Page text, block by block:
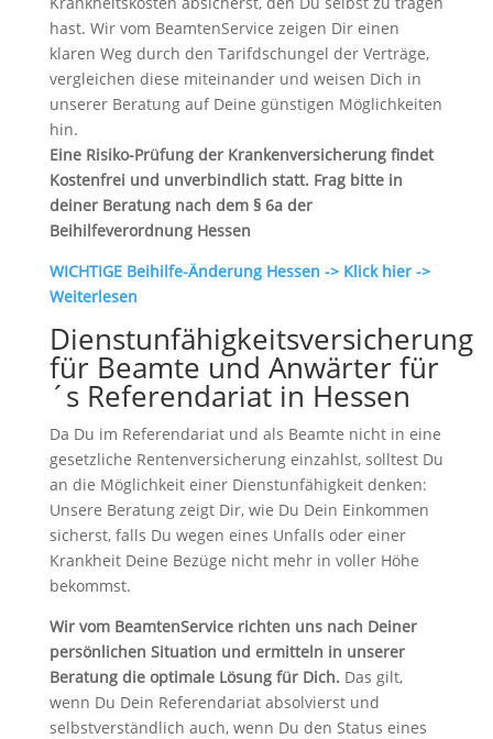
hast. Wir vom BeamtenService zeigen Dir einen
klaren Weg durch den Tarifdschungel der Verträge,
vergleichen diese miteinander und weisen Dich in
unserer Beratung auf Deine günstigen Möglichkeiten
hin.
Eine Risiko-Prüfung der Krankenversicherung findet
Kostenfrei und unverbindlich statt. Frag bitte in
deiner Beratung nach dem § 6a der
Beihilfeverordnung Hessen
WICHTIGE Beihilfe-Änderung Hessen -> Klick hier ->
Weiterlesen
Dienstunfähigkeitsversicherung
für Beamte und Anwärter für
´s Referendariat in Hessen
Da Du im Referendariat und als Beamte nicht in eine
gesetzliche Rentenversicherung einzahlst, solltest Du
an die Möglichkeit einer Dienstunfähigkeit denken:
Unsere Beratung zeigt Dir, wie Du Dein Einkommen
sicherst, falls Du wegen eines Unfalls oder einer
Krankheit Deine Bezüge nicht mehr in voller Höhe
bekommst.
Wir vom BeamtenService richten uns nach Deiner
persönlichen Situation und ermitteln in unserer
Beratung die optimale Lösung für Dich.Das gilt,
wenn Du Dein Referendariat absolvierst und
selbstverständlich auch, wenn Du den Status eines